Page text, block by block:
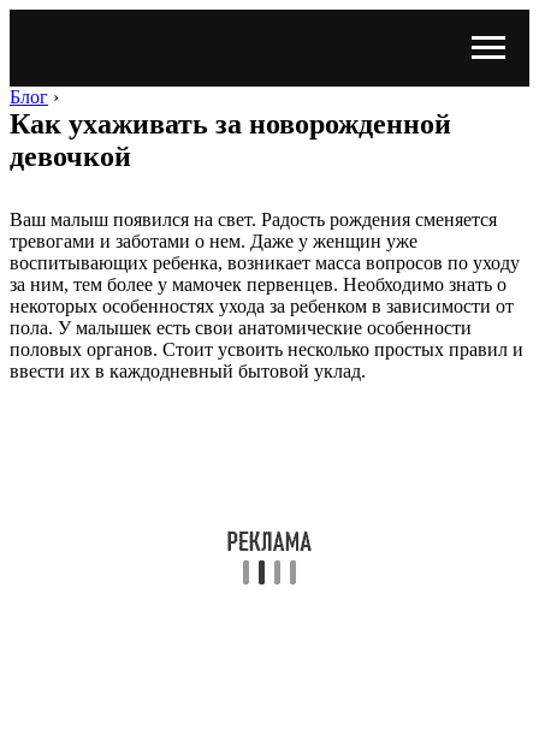
Блог ›
Как ухаживать за новорожденной
девочкой
Ваш малыш появился на свет. Радость рождения сменяется
тревогами и заботами о нем. Даже у женщин уже
воспитывающих ребенка, возникает масса вопросов по уходу
за ним, тем более у мамочек первенцев. Необходимо знать о
некоторых особенностях ухода за ребенком в зависимости от
пола. У малышек есть свои анатомические особенности
половых органов. Стоит усвоить несколько простых правил и
ввести их в каждодневный бытовой уклад.